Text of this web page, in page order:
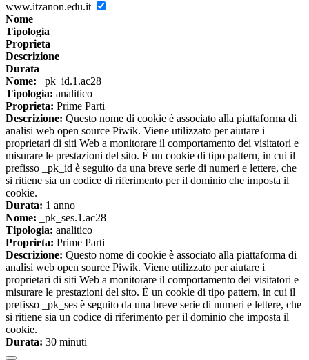
www.itzanon.edu.it
Nome
Tipologia
Proprieta
Descrizione
Durata
Nome: _pk_id.1.ac28
Tipologia: analitico
Proprieta: Prime Parti
Descrizione: Questo nome di cookie è associato alla piattaforma di
analisi web open source Piwik. Viene utilizzato per aiutare i
proprietari di siti Web a monitorare il comportamento dei visitatori e
misurare le prestazioni del sito. È un cookie di tipo pattern, in cui il
prefisso _pk_id è seguito da una breve serie di numeri e lettere, che
si ritiene sia un codice di riferimento per il dominio che imposta il
cookie.
Durata: 1 anno
Nome: _pk_ses.1.ac28
Tipologia: analitico
Proprieta: Prime Parti
Descrizione: Questo nome di cookie è associato alla piattaforma di
analisi web open source Piwik. Viene utilizzato per aiutare i
proprietari di siti Web a monitorare il comportamento dei visitatori e
misurare le prestazioni del sito. È un cookie di tipo pattern, in cui il
prefisso _pk_ses è seguito da una breve serie di numeri e lettere, che
si ritiene sia un codice di riferimento per il dominio che imposta il
cookie.
Durata: 30 minuti